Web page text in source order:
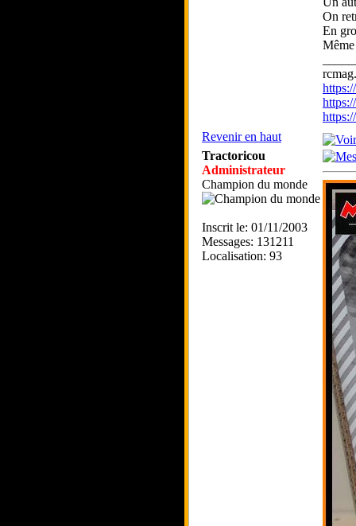
On
En
Revenir en haut
Tractoricou
Administrateur
Champion du monde
Inscrit le: 01/11/2003
Messages: 131211
Localisation: 93